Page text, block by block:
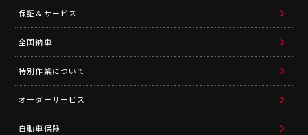
保証＆サービス
全国納車
特別作業について
オーダーサービス
自動車保険